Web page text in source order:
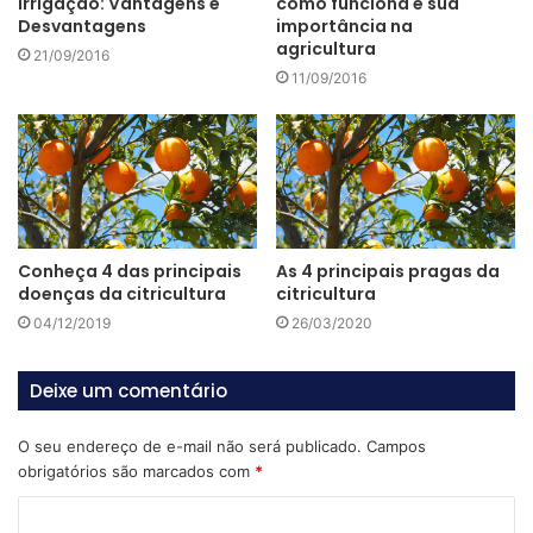
No sensoriamento remoto esse índice é utilizado
principalmente em estudos ambientais, pois permite
análises à respeito da cobertura vegetal de determinada
região.
[elementor-template id=”12428″]
Com o NDVI é possível identificar a existência ou ausência
lavoura ao longo do tempo, assim como entre áreas
Princípios físicos
Desvantagens
21/09/2016
importância na
agricultura
11/09/2016
Conheça 4 das principais
doenças da citricultura
04/12/2019
As 4 principais pragas da
citricultura
26/03/2020
Deixe um comentário
O seu endereço de e-mail não será publicado. Campos
obrigatórios são marcados com *